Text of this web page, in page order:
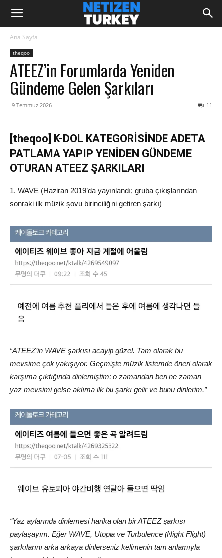
Ana Sayfa
theqoo
ATEEZ’in Forumlarda Yeniden
Gündeme Gelen Şarkıları
9 Temmuz 2026 11
[theqoo] K-DOL KATEGORİSİNDE ADETA
PATLAMA YAPIP YENİDEN GÜNDEME
OTURAN ATEEZ ŞARKILARI
1. WAVE (Haziran 2019’da yayınlandı; gruba çıkışlarından
sonraki ilk müzik şovu birinciliğini getiren şarkı)
“ATEEZ’in WAVE şarkısı acayip güzel. Tam olarak bu
mevsime çok yakışıyor. Geçmişte müzik listemde öneri olarak
karşıma çıktığında dinlemiştim; o zamandan beri ne zaman
yaz mevsimi gelse aklıma ilk bu şarkı gelir ve bunu dinlerim.”
“Yaz aylarında dinlemesi harika olan bir ATEEZ şarkısı
paylaşayım. Eğer WAVE, Utopia ve Turbulence (Night Flight)
şarkılarını arka arkaya dinlerseniz kelimenin tam anlamıyla